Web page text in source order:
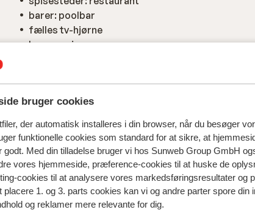
bruger cookies
der automatisk installeres i din browser, når du besøger
funktionelle cookies som standard for at sikre, at
godt. Med din tilladelse bruger vi hos Sunweb Group GmbH
vores hjemmeside, præference-cookies til at huske de
cookies til at analysere vores markedsføringsresultater og
placere 1. og 3. parts cookies kan vi og andre parter spore din
og reklamer mere relevante for dig.
barer: poolbar
fælles tv-hjørne
lægeservice